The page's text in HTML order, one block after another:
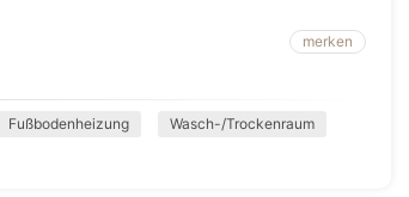
merken
Fußbodenheizung Wasch-/Trockenraum